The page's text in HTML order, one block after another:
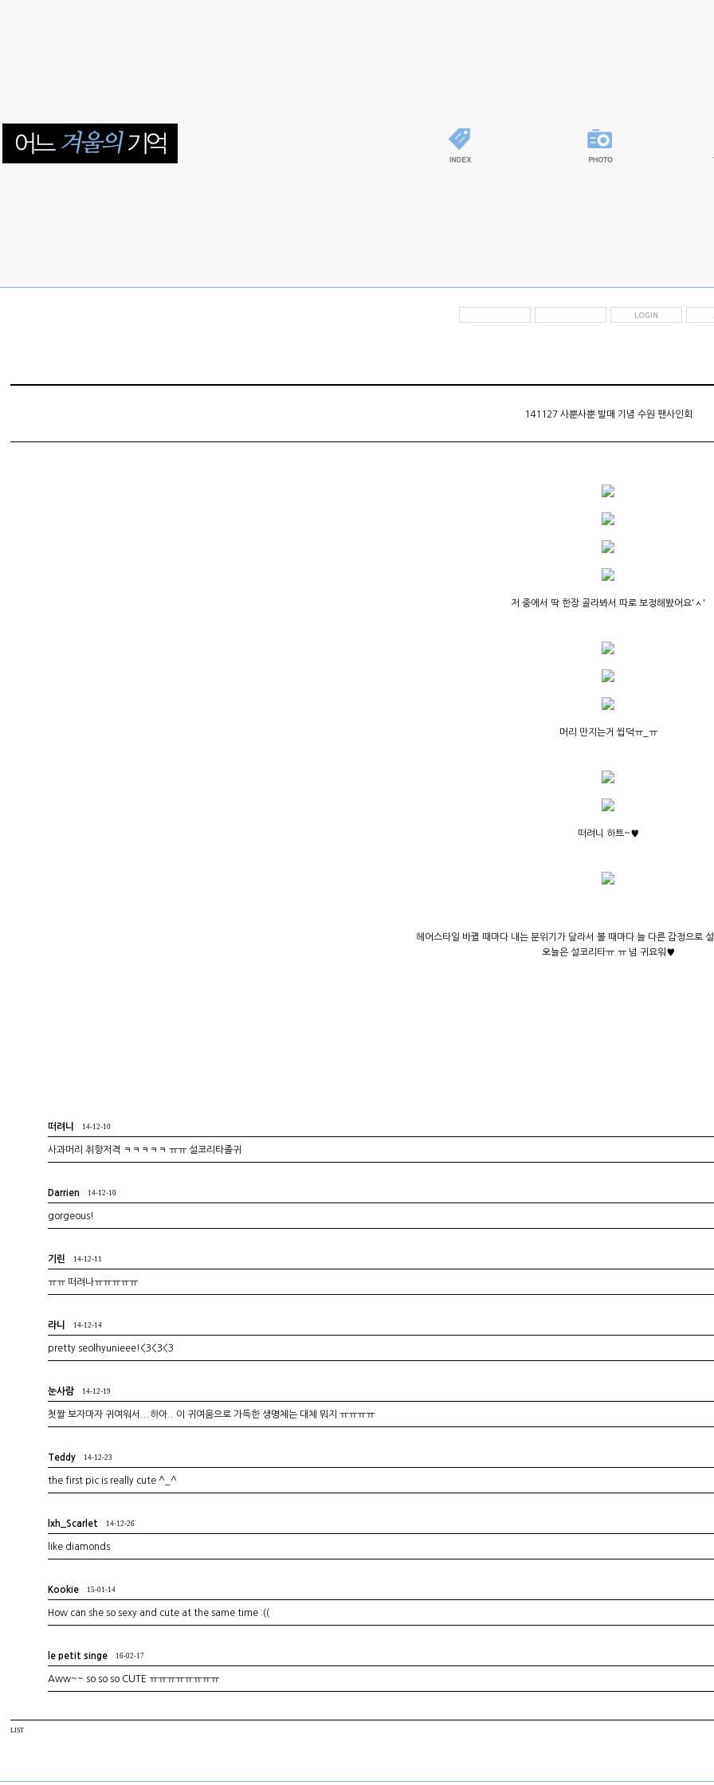
141127 사뿐사뿐 발매 기념 수원 팬사인회
저 중에서 딱 한장 골라봐서 따로 보정해봤어요'ㅅ'
머리 만지는거 씹덕ㅠ_ㅠ
떠려니 하트~♥
헤어스타일 바뀔 때마다 내는 분위기가 달라서 볼 때마다 늘 다른 감정으로
오늘은 설코리타ㅠ.ㅠ 넘 귀요워♥
떠려니 14-12-10
사과머리 취향저격 ㅋㅋㅋㅋㅋ ㅠㅠ 설코리타졸귀
Darrien 14-12-10
gorgeous!
기린 14-12-11
ㅠㅠ 떠려나ㅠㅠㅠㅠㅠ
라니 14-12-14
pretty seolhyunieee!<3<3<3
눈사람 14-12-19
첫짤 보자마자 귀여워서...하아.. 이 귀여움으로 가득한 생명체는 대체 뭐지 ㅠㅠㅠㅠ
Teddy 14-12-23
the first pic is really cute ^_^
lxh_Scarlet 14-12-26
like diamonds
Kookie 15-01-14
How can she so sexy and cute at the same time :((
le petit singe 16-02-17
Aww~~ so so so CUTE ㅠㅠㅠㅠㅠㅠㅠㅠ
LIST